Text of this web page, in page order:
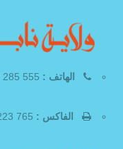
الهاتف :
الفاكس :